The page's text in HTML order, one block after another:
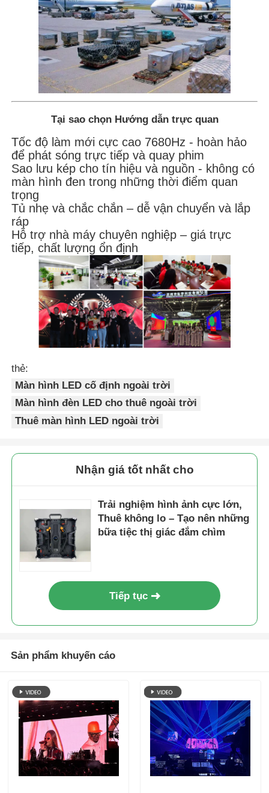
Tại sao chọn Hướng dẫn trực quan
Tốc độ làm mới cực cao 7680Hz - hoàn hảo
để phát sóng trực tiếp và quay phim
Sao lưu kép cho tín hiệu và nguồn - không có
màn hình đen trong những thời điểm quan
trọng
Tủ nhẹ và chắc chắn – dễ vận chuyển và lắp
ráp
Hỗ trợ nhà máy chuyên nghiệp – giá trực
tiếp, chất lượng ổn định
thẻ:
Màn hình LED cố định ngoài trời
Màn hình đèn LED cho thuê ngoài trời
Thuê màn hình LED ngoài trời
Nhận giá tốt nhất cho
Trải nghiệm hình ảnh cực lớn,
Thuê không lo – Tạo nên những
bữa tiệc thị giác đắm chìm
Tiếp tục
Sản phẩm khuyến cáo